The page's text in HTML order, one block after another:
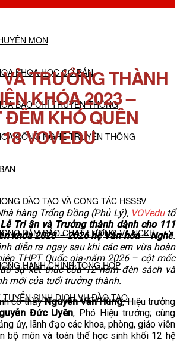
MÔN
KHOA HỌC CƠ BẢN
BÁO CHÍ TRUYỀN THÔNG
CÔNG NGHỆ TRUYỀN THÔNG
ĐÀO TẠO VÀ CÔNG TÁC HSSSV
ĐẢM BẢO CHẤT LƯỢNG VÀ NCKH
HÀNH CHÍNH TỔNG HỢP
TUYỂN SINH DỊCH VỤ ĐÀO TẠO
HỌC
TRƯỞNG THÀNH
KHÓA 2023 –
ĐÊM KHÓ QUÊN
VOVEDU
hàng Trống Đồng (Phủ Lý), VOVedutổ
Lễ Tri ân và Trưởng thành dành cho 111
khóa 2023 – 2026 hệ Văn hóa – Nghề.
diễn ra ngay sau khi các em vừa hoàn
THPT Quốc gia năm 2026 – cột mốc
sự kết thúc của 12 năm đèn sách và
mới của tuổi trưởng thành.
có thầyNguyễn Văn Hùng, Hiệu trưởng
Đức Uyên, Phó Hiệu trưởng; cùng
ủy, lãnh đạo các khoa, phòng, giáo viên
bộ môn và toàn thể học sinh khối 12 hệ